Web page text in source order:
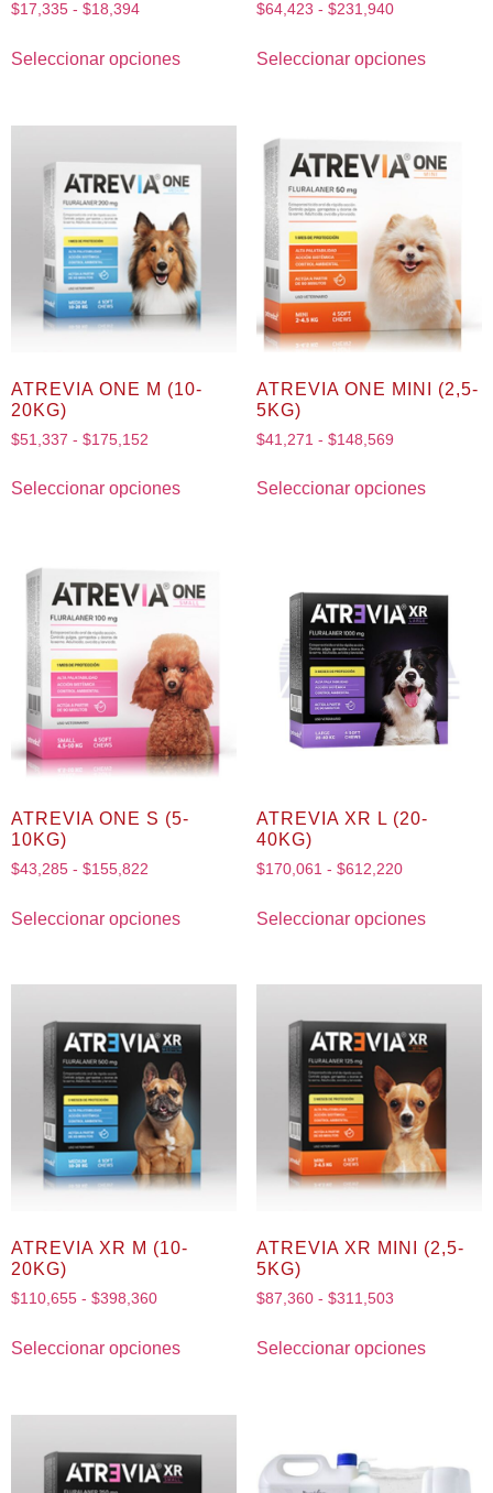
$17,335 - $18,394
Seleccionar opciones
$64,423 - $231,940
Seleccionar opciones
ATREVIA ONE M (10-
20KG)
$51,337 - $175,152
Seleccionar opciones
ATREVIA ONE MINI (2,5-
5KG)
$41,271 - $148,569
Seleccionar opciones
ATREVIA ONE S (5-
10KG)
$43,285 - $155,822
Seleccionar opciones
ATREVIA XR L (20-
40KG)
$170,061 - $612,220
Seleccionar opciones
ATREVIA XR M (10-
20KG)
$110,655 - $398,360
Seleccionar opciones
ATREVIA XR MINI (2,5-
5KG)
$87,360 - $311,503
Seleccionar opciones